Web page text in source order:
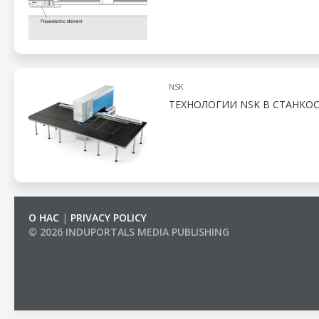
NSK
ТЕХНОЛОГИИ NSK В
О НАС | PRIVACY POLICY
© 2026 INDUPORTALS MEDIA PUBLISHING